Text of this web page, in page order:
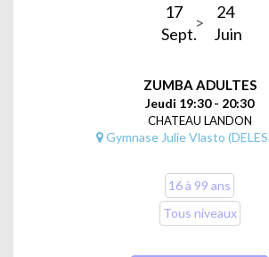
17
Sept.
24
Juin
ZUMBA ADULTES
Jeudi 19:30 - 20:30
CHATEAU LANDON
Gymnase Julie Vlasto
16 à 99 ans
Tous niveaux